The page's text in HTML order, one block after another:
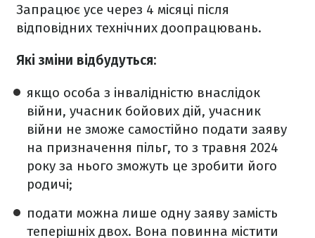
Запрацює усе через 4 місяці після
відповідних технічних доопрацювань.
Які зміни відбудуться:
якщо особа з інвалідністю внаслідок
війни, учасник бойових дій, учасник
війни не зможе самостійно подати заяву
на призначення пільг, то з травня 2024
року за нього зможуть це зробити його
родичі;
подати можна лише одну заяву замість
теперішніх двох. Вона повинна містити